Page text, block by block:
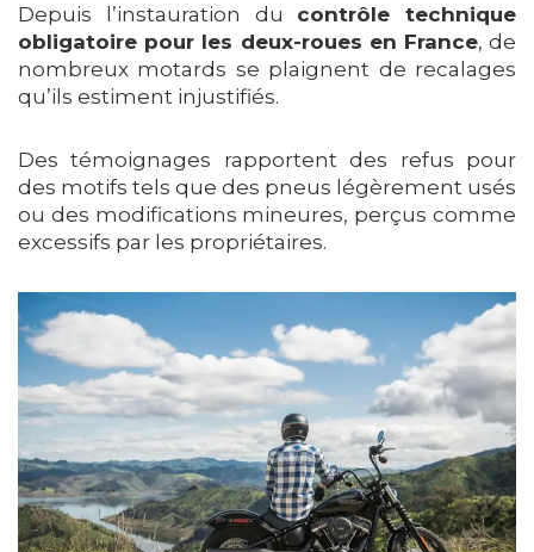
Depuis l’instauration du contrôle technique
obligatoire pour les deux-roues en France, de
nombreux motards se plaignent de recalages
qu’ils estiment injustifiés.
Des témoignages rapportent des refus pour
des motifs tels que des pneus légèrement usés
ou des modifications mineures, perçus comme
excessifs par les propriétaires.